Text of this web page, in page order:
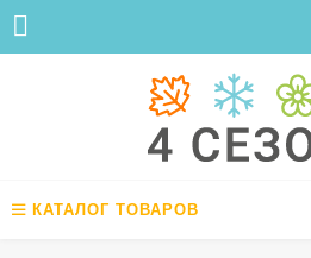
КАТАЛОГ ТОВАРОВ